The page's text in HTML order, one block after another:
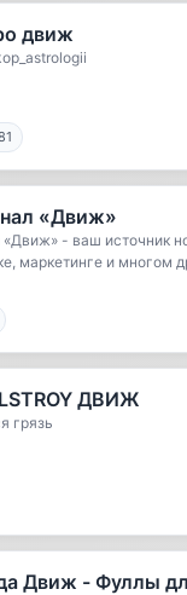
движ
«Движ»
«Движ» - ваш источник
маркетинге и многом
ДВИЖ
грязь
Движ - Фуллы